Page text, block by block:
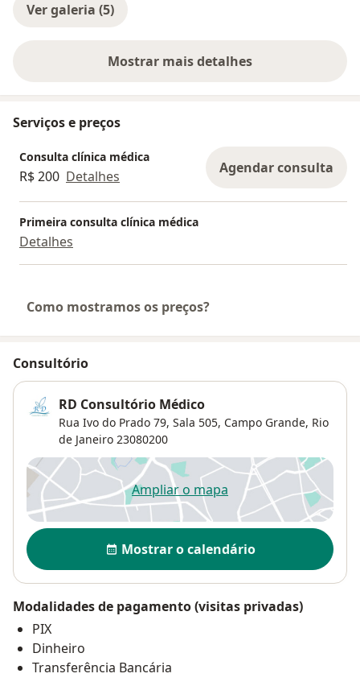
Ver galeria (5)
Mostrar mais detalhes
sobre a experiência
Serviços e preços
Consulta clínica médica
R$ 200 Detalhes Agendar consulta
Primeira consulta clínica médica
Detalhes
Como mostramos os preços?
Consultório
RD Consultório Médico
Rua Ivo do Prado 79, Sala 505, Campo Grande, Rio
de Janeiro 23080200
Ampliar o mapaabre num novo separador
Disponibilidade
Mostrar o calendário
Modalidades de pagamento (visitas privadas)
PIX
Dinheiro
Transferência Bancária